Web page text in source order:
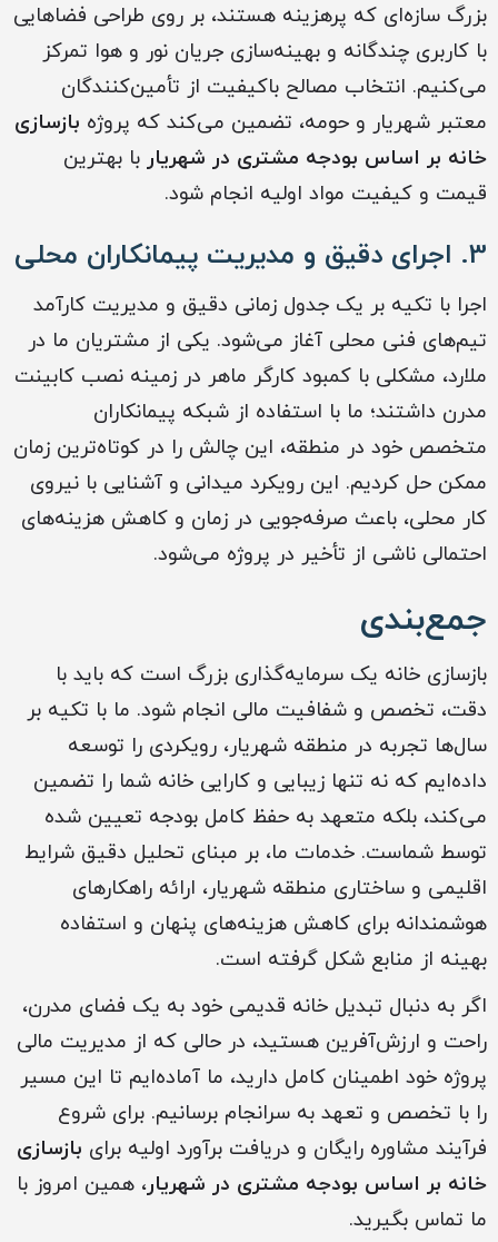
بزرگ سازه‌ای که پرهزینه هستند، بر روی طراحی فضاهایی
با کاربری چندگانه و بهینه‌سازی جریان نور و هوا تمرکز
می‌کنیم. انتخاب مصالح باکیفیت از تأمین‌کنندگان
معتبر شهریار و حومه، تضمین می‌کند که پروژه بازسازی
خانه بر اساس بودجه مشتری در شهریار با بهترین
قیمت و کیفیت مواد اولیه انجام شود.
3. اجرای دقیق و مدیریت پیمانکاران محلی
اجرا با تکیه بر یک جدول زمانی دقیق و مدیریت کارآمد
تیم‌های فنی محلی آغاز می‌شود. یکی از مشتریان ما در
ملارد، مشکلی با کمبود کارگر ماهر در زمینه نصب کابینت
مدرن داشتند؛ ما با استفاده از شبکه پیمانکاران
متخصص خود در منطقه، این چالش را در کوتاه‌ترین زمان
ممکن حل کردیم. این رویکرد میدانی و آشنایی با نیروی
کار محلی، باعث صرفه‌جویی در زمان و کاهش هزینه‌های
احتمالی ناشی از تأخیر در پروژه می‌شود.
جمع‌بندی
بازسازی خانه یک سرمایه‌گذاری بزرگ است که باید با
دقت، تخصص و شفافیت مالی انجام شود. ما با تکیه بر
سال‌ها تجربه در منطقه شهریار، رویکردی را توسعه
داده‌ایم که نه تنها زیبایی و کارایی خانه شما را تضمین
می‌کند، بلکه متعهد به حفظ کامل بودجه تعیین شده
توسط شماست. خدمات ما، بر مبنای تحلیل دقیق شرایط
اقلیمی و ساختاری منطقه شهریار، ارائه راهکارهای
هوشمندانه برای کاهش هزینه‌های پنهان و استفاده
بهینه از منابع شکل گرفته است.
اگر به دنبال تبدیل خانه قدیمی خود به یک فضای مدرن،
راحت و ارزش‌آفرین هستید، در حالی که از مدیریت مالی
پروژه خود اطمینان کامل دارید، ما آماده‌ایم تا این مسیر
را با تخصص و تعهد به سرانجام برسانیم. برای شروع
فرآیند مشاوره رایگان و دریافت برآورد اولیه برای بازسازی
خانه بر اساس بودجه مشتری در شهریار، همین امروز با
ما تماس بگیرید.